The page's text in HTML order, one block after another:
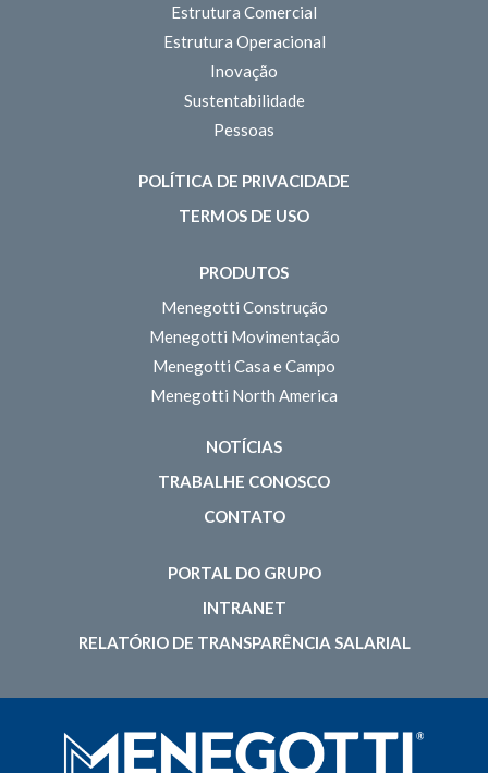
Estrutura Comercial
Estrutura Operacional
Inovação
Sustentabilidade
Pessoas
POLÍTICA DE PRIVACIDADE
TERMOS DE USO
PRODUTOS
Menegotti Construção
Menegotti Movimentação
Menegotti Casa e Campo
Menegotti North America
NOTÍCIAS
TRABALHE CONOSCO
CONTATO
PORTAL DO GRUPO
INTRANET
RELATÓRIO DE TRANSPARÊNCIA SALARIAL